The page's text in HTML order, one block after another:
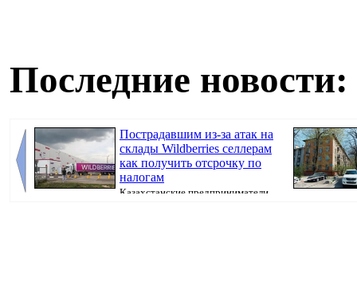
Последние новости:
Пострадавшим из-за атак на
склады Wildberries селлерам
как получить отсрочку по
налогам
Казахстанские предприниматели,